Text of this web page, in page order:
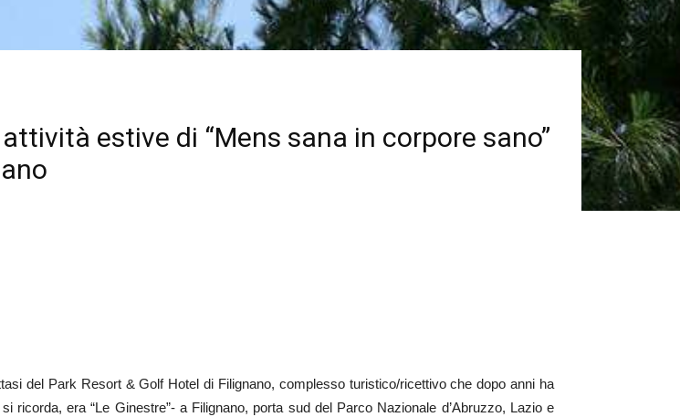
estive di “Mens sana in corpore sano”
del Park Resort & Golf Hotel di Filignano, complesso turistico/ricettivo che dopo anni ha
ricorda, era “Le Ginestre”- a Filignano, porta sud del Parco Nazionale d’Abruzzo, Lazio e